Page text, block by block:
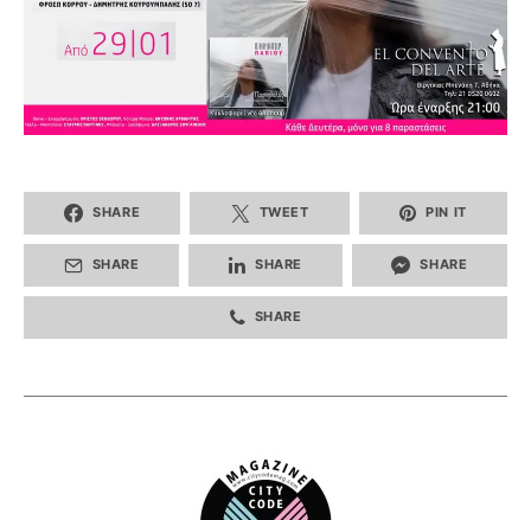
SHARE TWEET PIN IT
SHARE SHARE SHARE
SHARE